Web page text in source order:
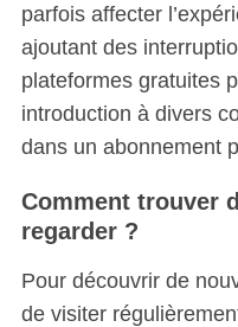
parfois affecter
ajoutant des
plateformes gratuites
introduction à divers
dans un abonnement
Comment trouver
regarder ?
Pour découvrir de
de visiter